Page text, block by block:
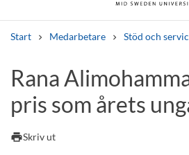
Start Medarbetare Stöd och
Andra söktjänster
Kurser och program Kursplaner
Rana
pris som årets
printSkriv ut